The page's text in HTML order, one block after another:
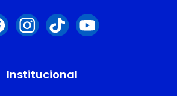
Institucional